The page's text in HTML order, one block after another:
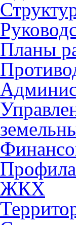
Планы
ЖКХ